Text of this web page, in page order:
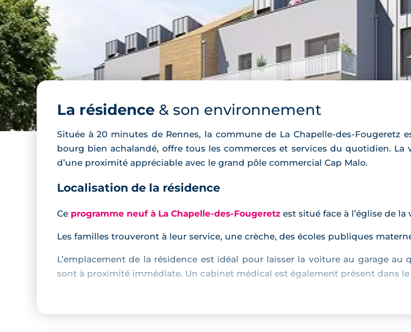
La résidence & son environnement
Située à 20 minutes de Rennes, la commune de La Chapelle-des-Fougeretz
bourg bien achalandé, offre tous les commerces et services du quotidien.
d’une proximité appréciable avec le grand pôle commercial Cap Malo.
Localisation de la résidence
Ce programme neuf à La Chapelle-des-Fougeretz est situé face à l’église de la
Les familles trouveront à leur service, une crèche, des écoles publiques
L’emplacement de la résidence est idéal pour laisser la voiture au garage
sont à proximité immédiate. Un cabinet médical est également présent dans le
Les amoureux d’escapades nature trouveront leur bonheur sur les